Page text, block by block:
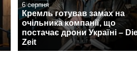
6 серпня
Кремль готував замах на
очільника компанії, що
постачає дрони Україні –
Zeit